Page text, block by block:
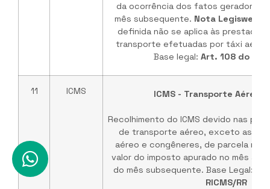
da ocorrência dos fatos geradores,
mês subsequente. Nota Legisweb:
definida não se aplica às
transporte efetuadas por táxi
Base legal: Art. 108 do
11 ICMS ICMS - Transporte Aéreo -
Recolhimento do ICMS devido nas
de transporte aéreo, exceto as
aéreo e congêneres, de parcela não
valor do imposto apurado no mês
do mês subsequente. Base Legal:
RICMS/RR